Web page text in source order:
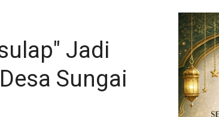
Jadi
Sungai